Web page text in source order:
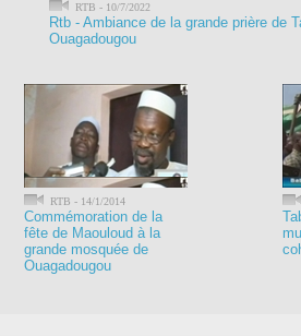
RTB - 10/7/2022
Rtb - Ambiance de la grande prière de
Ouagadougou
RTB - 14/1/2014
Commémoration de la
fête de Maouloud à la
grande mosquée de
Ouagadougou